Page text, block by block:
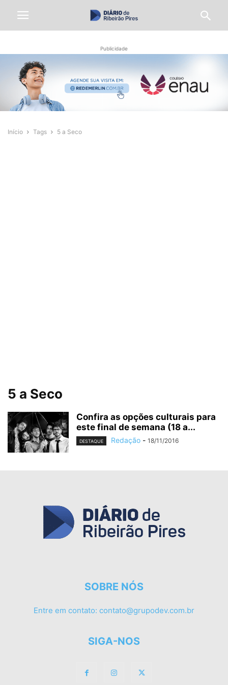
Publicidade
Início Tags 5 a Seco
5 a Seco
Confira as opções culturais para
este final de semana (18 a...
DESTAQUE Redação - 18/11/2016
SOBRE NÓS
Entre em contato: contato@grupodev.com.br
SIGA-NOS